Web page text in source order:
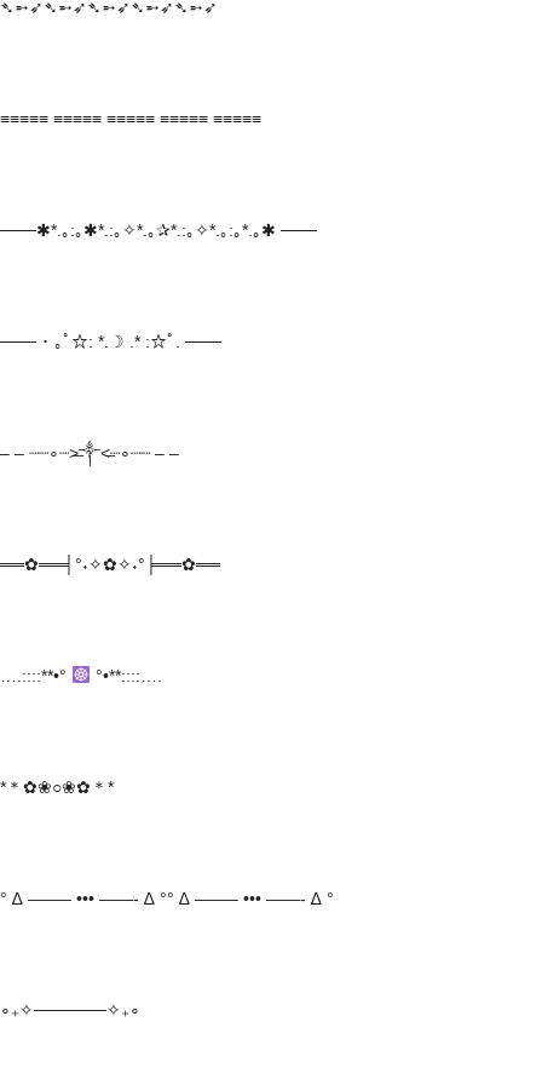
➴➵➶➴➵➶➴➵➶➴➵➶➴➵➶
≡≡≡≡≡ ≡≡≡≡≡ ≡≡≡≡≡ ≡≡≡≡≡ ≡≡≡≡≡
───✱*.｡:｡✱*.:｡✧*.｡✰*.:｡✧*.｡:｡*.｡✱ ───
─── ･ ｡ﾟ☆: *.☽ .* :☆ﾟ. ───
– – ┈┈∘┈˃̶༒˂̶┈∘┈┈ – –
══✿══╡°˖✧✿✧˖°╞══✿══
….::::**•° °•**::::….
*＊✿❀○❀✿＊*
° ∆ ——– ••• ——- ∆ °° ∆ ——– ••• ——- ∆ °
∘₊✧──────✧₊∘